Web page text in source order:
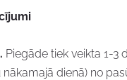
Piegāde tiek veikta 1-3
nākamajā dienā) no